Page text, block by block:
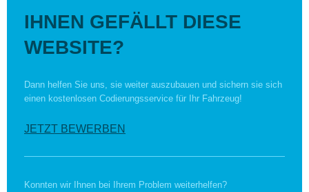
IHNEN GEFÄLLT DIESE
WEBSITE?
Dann helfen Sie uns, sie weiter auszubauen und sichern sie sich
einen kostenlosen Codierungsservice für Ihr Fahrzeug!
JETZT BEWERBEN
Konnten wir Ihnen bei Ihrem Problem weiterhelfen?